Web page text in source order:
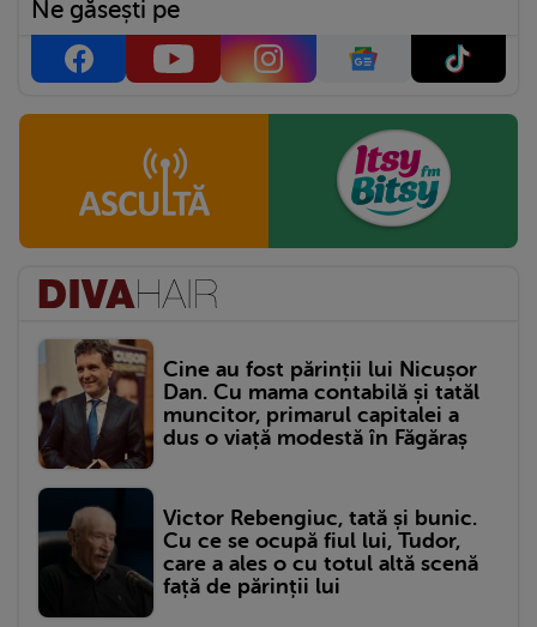
Ne găsești pe
Cine au fost părinții lui Nicușor
Dan. Cu mama contabilă și tatăl
muncitor, primarul capitalei a
dus o viață modestă în Făgăraș
Victor Rebengiuc, tată și bunic.
Cu ce se ocupă fiul lui, Tudor,
care a ales o cu totul altă scenă
față de părinții lui